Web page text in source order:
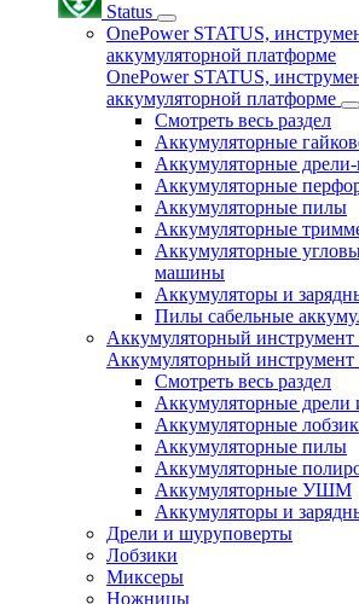
Status
OnePower STATUS,
аккумуляторной платформе
OnePower STATUS,
аккумуляторной платформе
Смотреть весь раздел
Аккумуляторные
Аккумуляторные
Аккумуляторные
Аккумуляторные пилы
Аккумуляторные
Аккумуляторные
машины
Аккумуляторы и
Пилы сабельные
Аккумуляторный инструмент
Аккумуляторный инструмент
Смотреть весь раздел
Аккумуляторные
Аккумуляторные
Аккумуляторные пилы
Аккумуляторные
Аккумуляторные УШМ
Аккумуляторы и
Дрели и шуруповерты
Лобзики
Миксеры
Ножницы